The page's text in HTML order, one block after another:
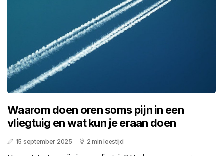
Waarom doen oren soms pijn in een
vliegtuig en wat kun je eraan doen
15 september 2025 2 min leestijd